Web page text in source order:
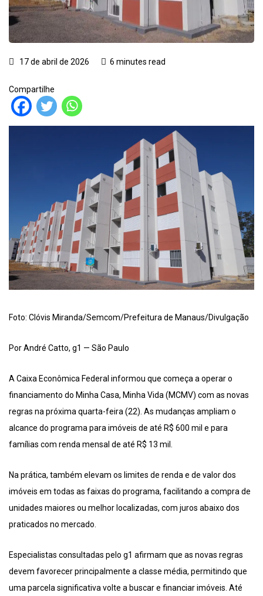
17 de abril de 2026 6 minutes read
Compartilhe
Foto: Clóvis Miranda/Semcom/Prefeitura de Manaus/Divulgação
Por André Catto, g1 — São Paulo
A Caixa Econômica Federal informou que começa a operar o
financiamento do Minha Casa, Minha Vida (MCMV) com as novas
regras na próxima quarta-feira (22). As mudanças ampliam o
alcance do programa para imóveis de até R$ 600 mil e para
famílias com renda mensal de até R$ 13 mil.
Na prática, também elevam os limites de renda e de valor dos
imóveis em todas as faixas do programa, facilitando a compra de
unidades maiores ou melhor localizadas, com juros abaixo dos
praticados no mercado.
Especialistas consultadas pelo g1 afirmam que as novas regras
devem favorecer principalmente a classe média, permitindo que
uma parcela significativa volte a buscar e financiar imóveis. Até